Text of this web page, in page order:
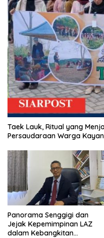
Taek Lauk, Ritual yang
Persaudaraan Warga
Panorama Senggigi dan
Jejak Kepemimpinan LAZ
dalam Kebangkitan